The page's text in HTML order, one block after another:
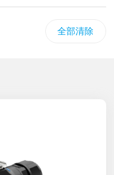
全部清除